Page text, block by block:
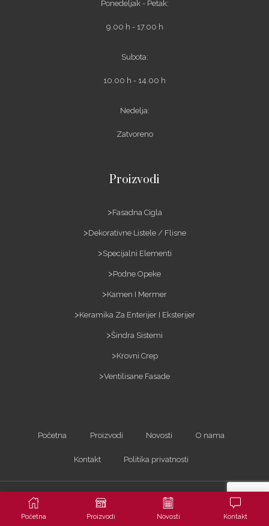
Ponedeljak - Petak:
9.00 h - 17.00 h
Subota:
10.00 h - 14.00 h
Nedelja:
Zatvoreno
Proizvodi
Fasadna Cigla
Dekorativne Listele / Flisne
Specijalni Elementi
Podne Opeke
Kamen I Mermer
Keramika Za Enterijer I Eksterijer
Šindra Sistemi
Krovni Crep
Ventilisane Fasade
Početna Proizvodi Novosti O nama
Kontakt Politika privatnosti
Kopiranje sadržaja bez dozvole je zabranjeno i kažnjivo po zakonu. Sva prava
zadržana ©2023
ARTerracotta d.o.o. | Powered by Arhitekta
Početna Proizvodi Novosti Kontakt